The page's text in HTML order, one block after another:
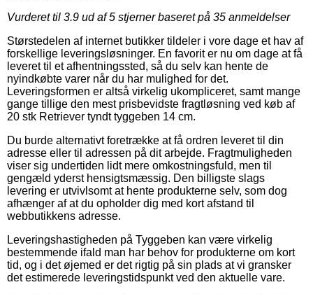
Vurderet til 3.9 ud af 5 stjerner baseret på 35 anmeldelser
Størstedelen af internet butikker tildeler i vore dage et hav af
forskellige leveringsløsninger. En favorit er nu om dage at få
leveret til et afhentningssted, så du selv kan hente de
nyindkøbte varer når du har mulighed for det.
Leveringsformen er altså virkelig ukompliceret, samt mange
gange tillige den mest prisbevidste fragtløsning ved køb af
20 stk Retriever tyndt tyggeben 14 cm.
Du burde alternativt foretrække at få ordren leveret til din
adresse eller til adressen på dit arbejde. Fragtmuligheden
viser sig undertiden lidt mere omkostningsfuld, men til
gengæld yderst hensigtsmæssig. Den billigste slags
levering er utvivlsomt at hente produkterne selv, som dog
afhænger af at du opholder dig med kort afstand til
webbutikkens adresse.
Leveringshastigheden på Tyggeben kan være virkelig
bestemmende ifald man har behov for produkterne om kort
tid, og i det øjemed er det rigtig på sin plads at vi gransker
det estimerede leveringstidspunkt ved den aktuelle vare.